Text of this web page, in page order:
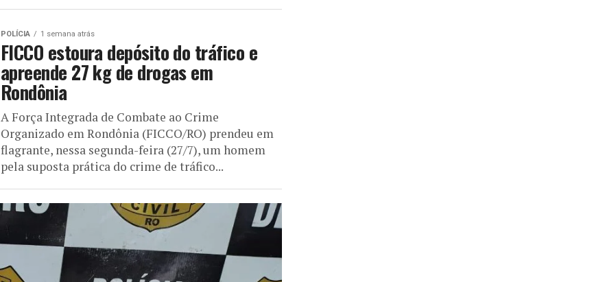
POLÍCIA 1 semana atrás
FICCO estoura depósito do tráfico e
apreende 27 kg de drogas em
Rondônia
A Força Integrada de Combate ao Crime
Organizado em Rondônia (FICCO/RO) prendeu em
flagrante, nessa segunda-feira (27/7), um homem
pela suposta prática do crime de tráfico...